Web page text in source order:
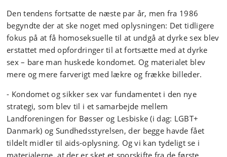
Den tendens fortsatte de næste par år, men fra 1986
begyndte der at ske noget med oplysningen: Det tidligere
fokus på at få homoseksuelle til at undgå at dyrke sex blev
erstattet med opfordringer til at fortsætte med at dyrke
sex – bare man huskede kondomet. Og materialet blev
mere og mere farverigt med lækre og frække billeder.
- Kondomet og sikker sex var fundamentet i den nye
strategi, som blev til i et samarbejde mellem
Landforeningen for Bøsser og Lesbiske (i dag: LGBT+
Danmark) og Sundhedsstyrelsen, der begge havde fået
tildelt midler til aids-oplysning. Og vi kan tydeligt se i
materialerne, at der er sket et sporskifte fra de første